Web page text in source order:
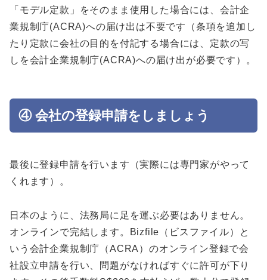
「モデル定款」をそのまま使用した場合には、会計企
業規制庁(ACRA)への届け出は不要です（条項を追加し
たり定款に会社の目的を付記する場合には、定款の写
しを会計企業規制庁(ACRA)への届け出が必要です）。
④ 会社の登録申請をしましょう
最後に登録申請を行います（実際には専門家がやって
くれます）。
日本のように、法務局に足を運ぶ必要はありません。
オンラインで完結します。Bizfile（ビスファイル）と
いう会計企業規制庁（ACRA）のオンライン登録で会
社設立申請を行い、問題がなければすぐに許可が下り